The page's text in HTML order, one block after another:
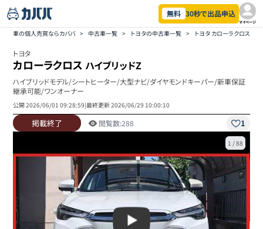
無料 30秒で出品申込
マイページ
車の個人売買ならカババ > 中古車一覧 > トヨタの中古車一覧 > トヨタ カローラクロスの
トヨタ
カローラクロス ハイブリッドZ
ハイブリッドモデル/シートヒーター/大型ナビ/ダイヤモンドキーパー/新車保証
継承可能/ワンオーナー
公開2026/06/01 09:28:59|最終更新2026/06/29 10:00:10
掲載終了 閲覧数:288 1
1 /88